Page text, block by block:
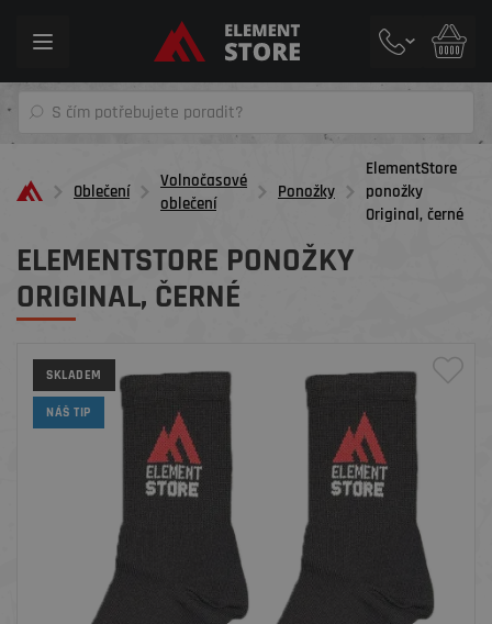
Toggle
Oblečení
Volnočasové
oblečení
Ponožky
ElementStore
ponožky
Original, černé
ELEMENTSTORE PONOŽKY
ORIGINAL, ČERNÉ
SKLADEM
NÁŠ TIP